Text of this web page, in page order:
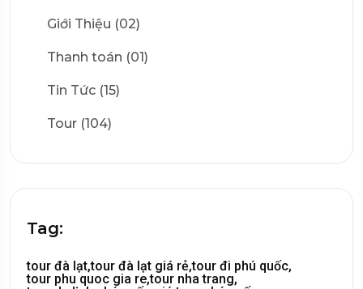
Giới Thiệu (02)
Thanh toán (01)
Tin Tức (15)
Tour (104)
Tag:
tour đà lạt,tour đà lạt giá rẻ,tour đi phú quốc,
tour phu quoc gia re,tour nha trang,